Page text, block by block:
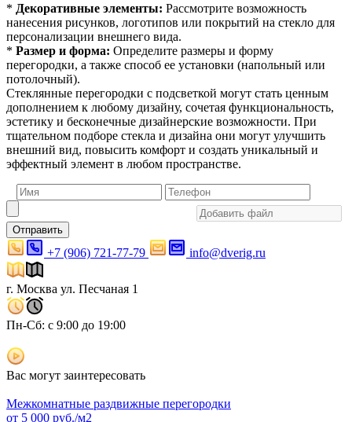
* Декоративные элементы: Рассмотрите возможность
нанесения рисунков, логотипов или покрытий на стекло для
персонализации внешнего вида.
* Размер и форма: Определите размеры и форму
перегородки, а также способ ее установки (напольный или
потолочный).
Стеклянные перегородки с подсветкой могут стать ценным
дополнением к любому дизайну, сочетая функциональность,
эстетику и бесконечные дизайнерские возможности. При
тщательном подборе стекла и дизайна они могут улучшить
внешний вид, повысить комфорт и создать уникальный и
эффектный элемент в любом пространстве.
Отправить
+7 (906) 721-77-79 info@dverig.ru
г. Москва ул. Песчаная 1
Пн-Сб: с 9:00 до 19:00
Вас могут заинтересовать
Межкомнатные раздвижные перегородки
от 5 000 руб./м2